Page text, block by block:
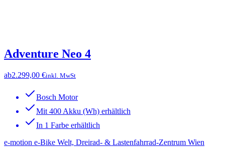
Adventure Neo 4
ab2.299,00 €inkl. MwSt
Bosch Motor
Mit 400 Akku (Wh) erhältlich
In 1 Farbe erhältlich
e-motion e-Bike Welt, Dreirad- & Lastenfahrrad-Zentrum Wien